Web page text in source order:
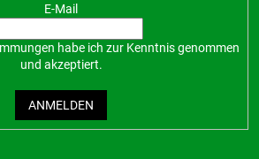
E-Mail
habe ich zur Kenntnis genommen
und akzeptiert.
ANMELDEN